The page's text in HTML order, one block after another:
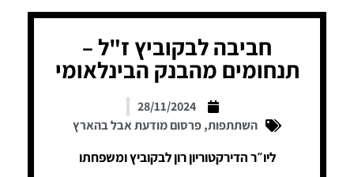
חביבה לבקוביץ ז"ל –
תנחומים מהבנק הבינלאומי
28/11/2024
השתתפות,פרסום מודעת אבל בהארץ
ליו״ר הדירקטוריון רון לבקוביץ ומשפחתו